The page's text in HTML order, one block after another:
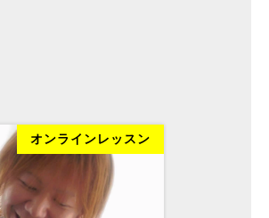
オンラインレッスン